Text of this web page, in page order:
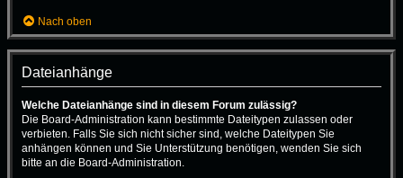
Nach oben
Dateianhänge
Welche Dateianhänge sind in diesem Forum zulässig?
Die Board-Administration kann bestimmte Dateitypen zulassen oder
verbieten. Falls Sie sich nicht sicher sind, welche Dateitypen Sie
anhängen können und Sie Unterstützung benötigen, wenden Sie sich
bitte an die Board-Administration.